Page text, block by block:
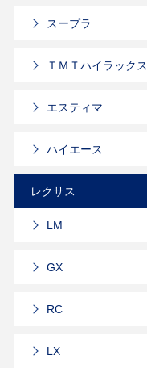
スープラ
ＴＭＴハイラックス
エスティマ
ハイエース
レクサス
LM
GX
RC
LX